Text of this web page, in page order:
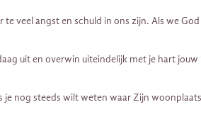
veel angst en schuld in ons zijn. Als we
uit en overwin uiteindelijk met je hart jouw
nog steeds wilt weten waar Zijn